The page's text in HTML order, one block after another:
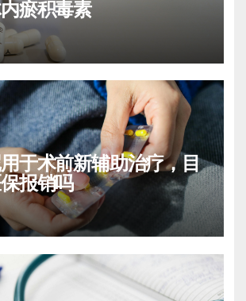
瘀积毒素
于术前新辅助治疗，目
报销吗